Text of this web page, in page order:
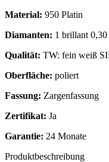
Material: 950 Platin
Diamanten: 1 brillant
Qualität: TW: fein weiß
Oberfläche: poliert
Fassung: Zargenfassung
Zertifikat: Ja
Garantie: 24 Monate
Produktbeschreibung